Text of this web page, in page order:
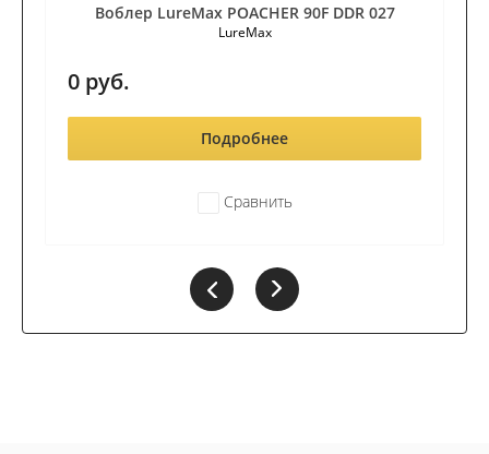
Воблер LureMax POACHER 90F DDR 027
LureMax
0 руб.
Подробнее
Сравнить